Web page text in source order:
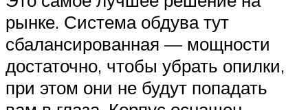
рынке. Система обдува тут
сбалансированная — мощности
достаточно, чтобы убрать опилки,
при этом они не будут попадать